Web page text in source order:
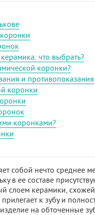
что выбрать?
коронки?
и противопоказания
коронки
коронками?
собой нечто среднее
в ее составе
слоем керамики,
к зубу и
на обточенные